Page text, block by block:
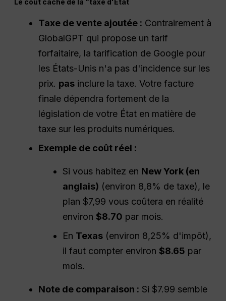
Le coût caché de la “taxe d'État
Taxe de vente ajoutée : Contrairement à
GlobalGPT qui propose un tarif
forfaitaire, la tarification de Google pour
les États-Unis n'a pas d'incidence sur les
prix. pas inclure la taxe. Votre facture
finale dépendra fortement de la
législation de votre État en matière de
taxe sur les produits numériques.
Exemple de coût réel :
Si vous habitez en New York (en
anglais) (environ 8,8% de taxe), le
plan $7,99 vous coûtera en réalité
environ$8.70 par mois.
En Texas (environ 8,25% d'impôt),
il faut compter environ$8.65 par
mois.
Note de comparaison : Si $7.99 semble